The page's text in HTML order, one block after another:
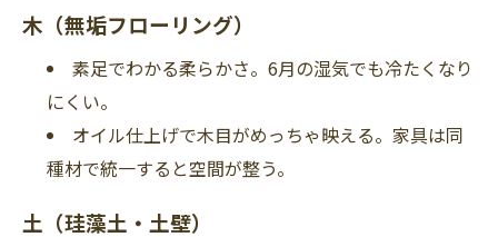
木（無垢フローリング）
素足でわかる柔らかさ。6月の湿気でも冷たくなり
にくい。
オイル仕上げで木目がめっちゃ映える。家具は同
種材で統一すると空間が整う。
土（珪藻土・土壁）